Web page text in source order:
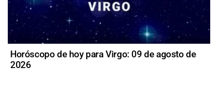
Horóscopo de hoy para Virgo: 09 de agosto de
2026